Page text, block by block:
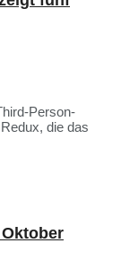
Person-
die das